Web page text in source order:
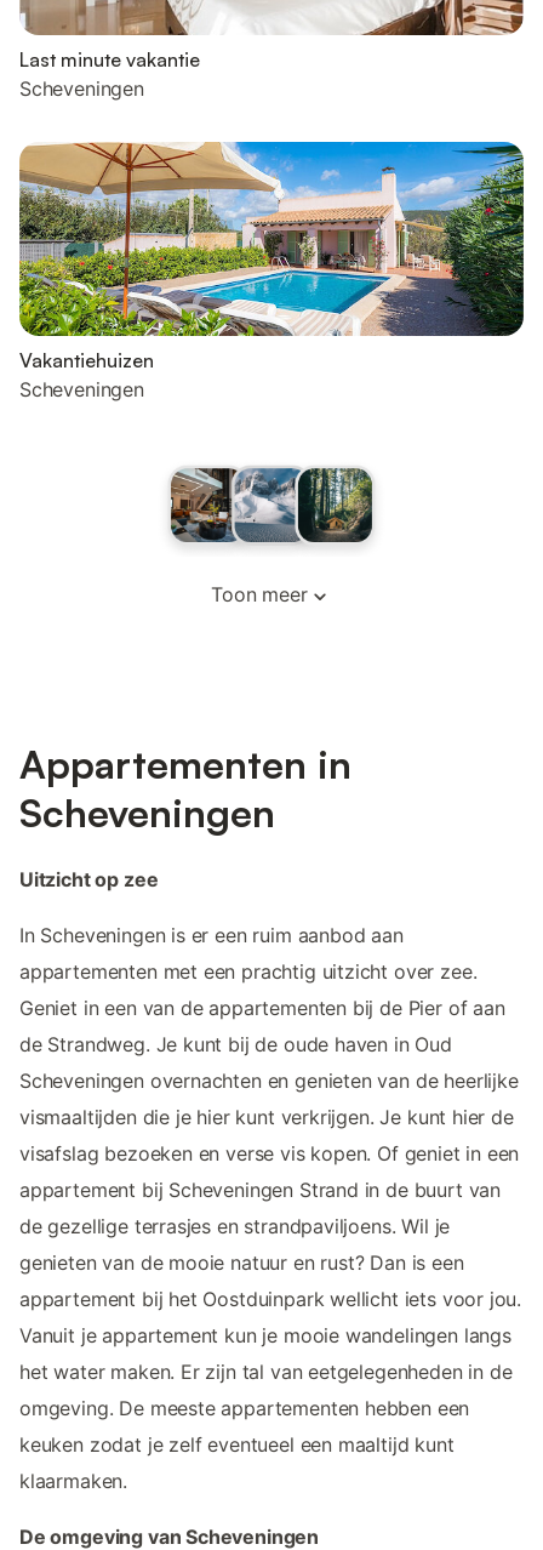
Last minute vakantie
Scheveningen
Vakantiehuizen
Scheveningen
Toon meer
Appartementen in
Scheveningen
Uitzicht op zee
In Scheveningen is er een ruim aanbod aan
appartementen met een prachtig uitzicht over zee.
Geniet in een van de appartementen bij de Pier of aan
de Strandweg. Je kunt bij de oude haven in Oud
Scheveningen overnachten en genieten van de heerlijke
vismaaltijden die je hier kunt verkrijgen. Je kunt hier de
visafslag bezoeken en verse vis kopen. Of geniet in een
appartement bij Scheveningen Strand in de buurt van
de gezellige terrasjes en strandpaviljoens. Wil je
genieten van de mooie natuur en rust? Dan is een
appartement bij het Oostduinpark wellicht iets voor jou.
Vanuit je appartement kun je mooie wandelingen langs
het water maken. Er zijn tal van eetgelegenheden in de
omgeving. De meeste appartementen hebben een
keuken zodat je zelf eventueel een maaltijd kunt
klaarmaken.
De omgeving van Scheveningen